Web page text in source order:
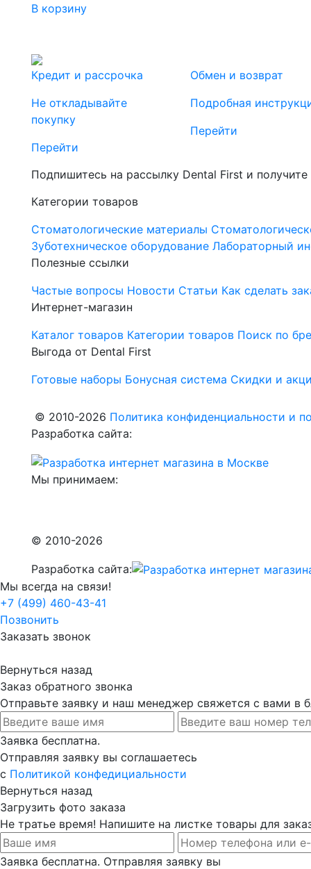
В корзину
Кредит и рассрочка
Не откладывайте
покупку
Перейти
Обмен и возврат
Подробная
Перейти
Подпишитесь на рассылку Dental First и
Категории товаров
Стоматологические материалы
Зуботехническое оборудование Лабораторный
Полезные ссылки
Частые вопросы Новости Статьи Как сделать
Интернет-магазин
Каталог товаров Категории товаров Поиск по
Выгода от Dental First
Готовые наборы Бонусная система Скидки и
© 2010-2026 Политика конфиденциальности и
Разработка сайта:
Мы принимаем:
© 2010-2026
Разработка сайта:
Мы всегда на связи!
+7 (499) 460-43-41
Позвонить
Заказать звонок
Вернуться назад
Заказ обратного звонка
Отправьте заявку и наш менеджер свяжется с вами в
Заявка бесплатна.
Отправляя заявку вы соглашаетесь
с Политикой конфедициальности
Вернуться назад
Загрузить фото заказа
Не тратье время! Напишите на листке товары для
Заявка бесплатна. Отправляя заявку вы